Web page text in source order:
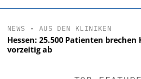
NEWS • AUS DEN KLINIKEN
Hessen: 25.500 Patienten
vorzeitig ab